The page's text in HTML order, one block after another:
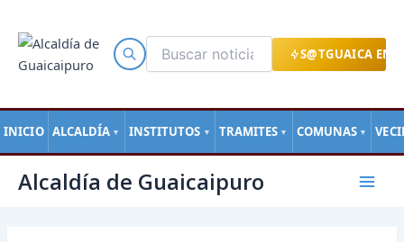
S@TGUAICA EN
INICIO ALCALDÍA ▼ INSTITUTOS ▼ TRAMITES ▼ COMUNAS ▼
contenido
Alcaldía de Guaicaipuro
Main
de